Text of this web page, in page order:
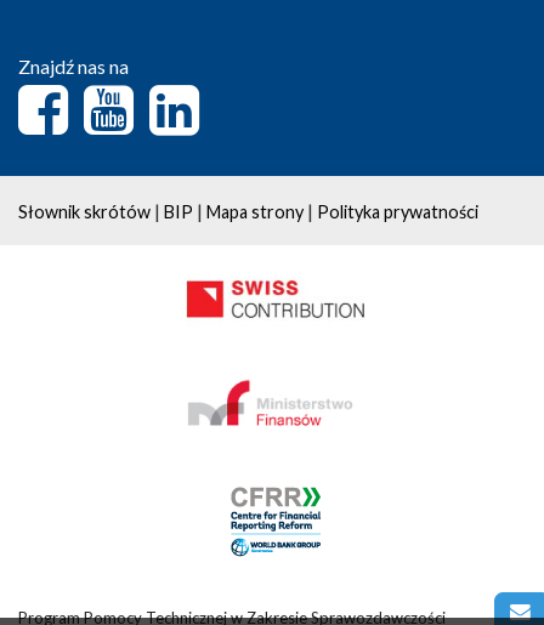
Znajdź nas na
Słownik skrótów | BIP | Mapa strony | Polityka prywatności
Program Pomocy Technicznej w Zakresie Sprawozdawczości